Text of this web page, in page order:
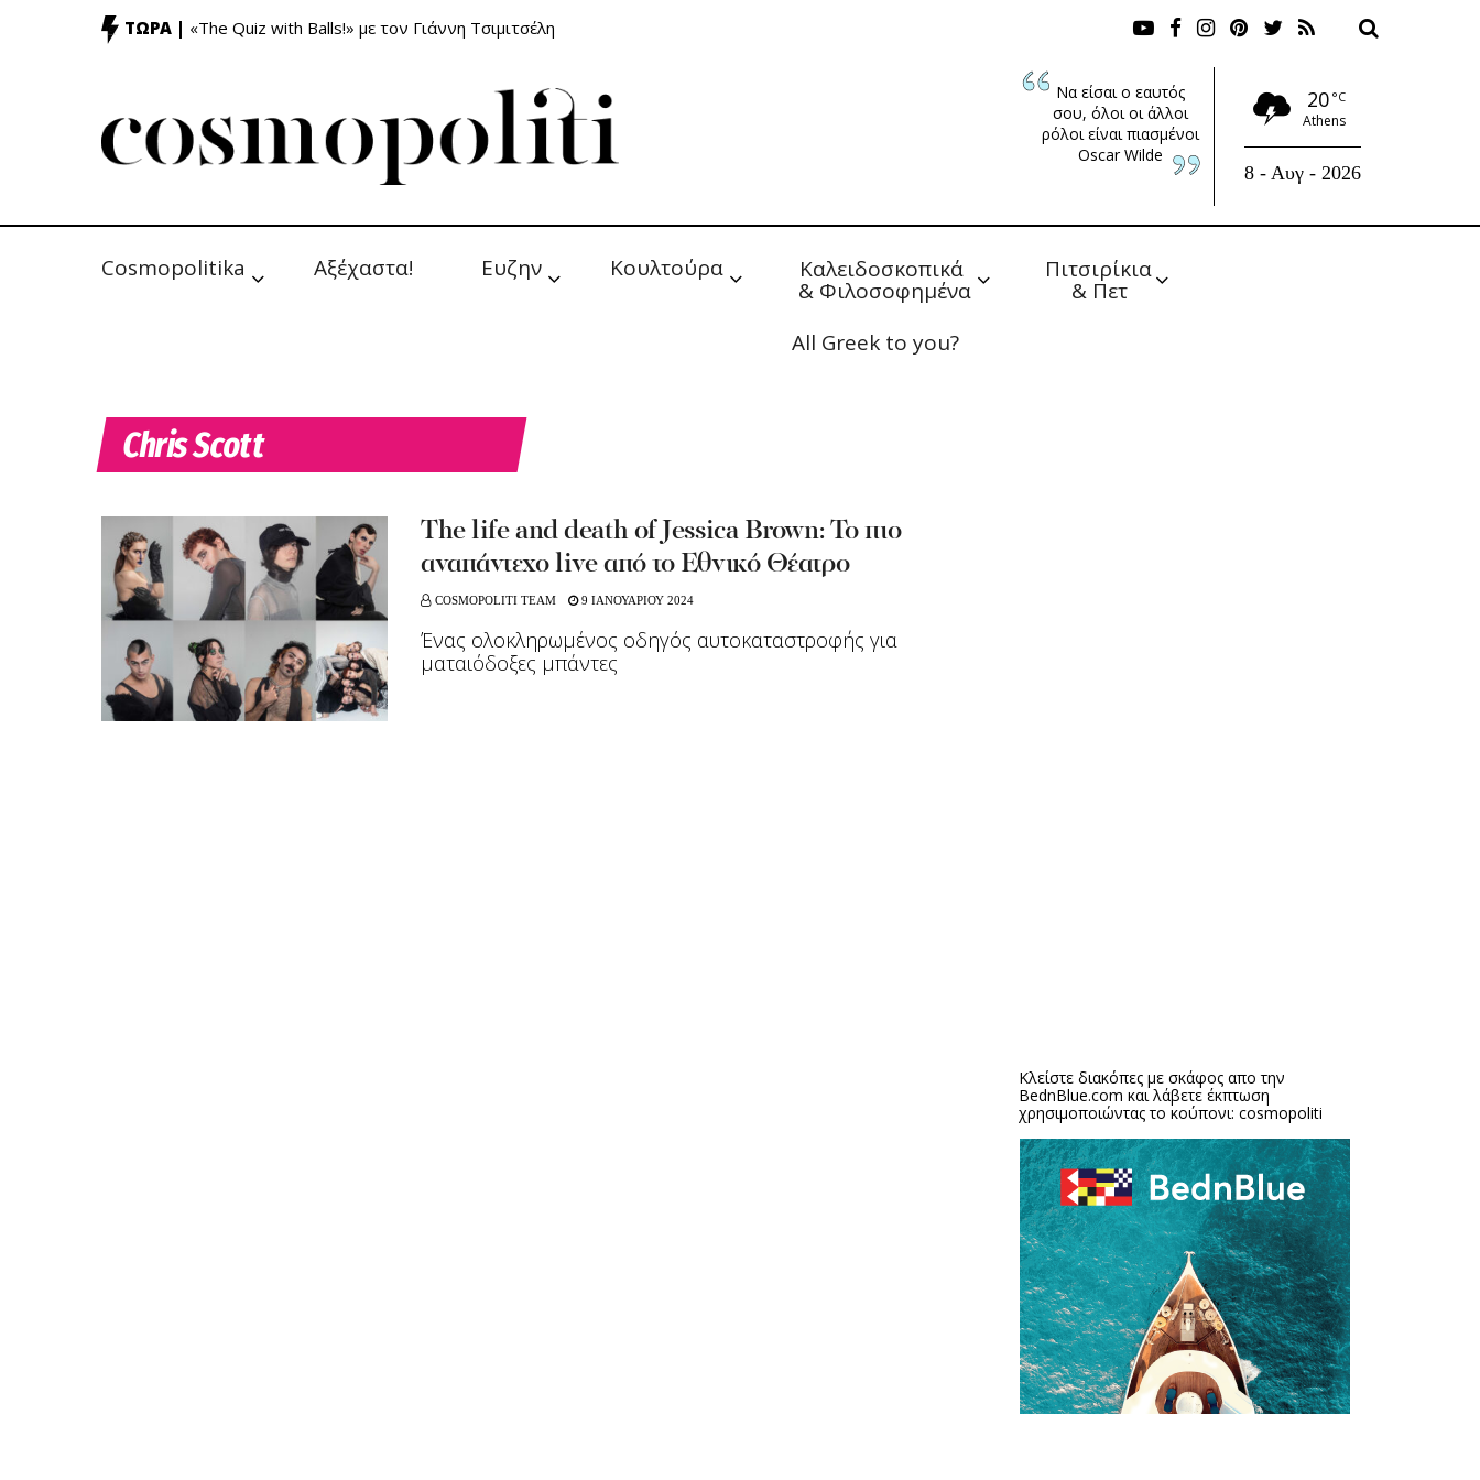
ΤΩΡΑ | «The Quiz with Balls!» με τον Γιάννη Τσιμιτσέλη
Να είσαι ο εαυτός
σου, όλοι οι άλλοι
ρόλοι είναι πιασμένοι
Oscar Wilde
20 °C
Athens
8 - Αυγ - 2026
Cosmopolitika Αξέχαστα! Ευζην Κουλτούρα Καλειδοσκοπικά
& Φιλοσοφημένα
Πιτσιρίκια
& Πετ
All Greek to you?
Chris Scott
The life and death of Jessica Brown: Το πιο
αναπάντεχο live από το Εθνικό Θέατρο
COSMOPOLITI TEAM 9 ΙΑΝΟΥΑΡΙΟΥ 2024
Ένας ολοκληρωμένος οδηγός αυτοκαταστροφής για
ματαιόδοξες μπάντες
Κλείστε διακόπες με σκάφος απο την
BednBlue.com και λάβετε έκπτωση
χρησιμοποιώντας το κούπονι: cosmopoliti